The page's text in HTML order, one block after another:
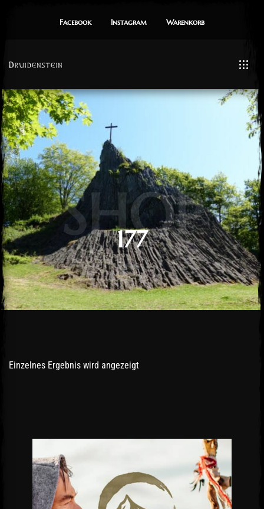
Facebook Instagram Warenkorb
SHOP
177
Einzelnes Ergebnis wird angezeigt